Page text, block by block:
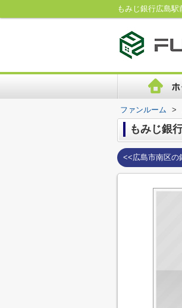
もみじ銀行広島
ファンルーム >
もみじ銀
<<広島市南区の